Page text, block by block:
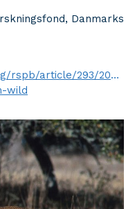
Danmarks
rspb/article/293/2071/
wild